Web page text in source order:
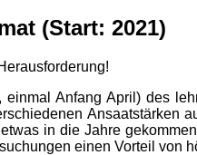
(Start: 2021)
Anfang April) des
Ansaatstärken
in die Jahre
einen Vorteil von